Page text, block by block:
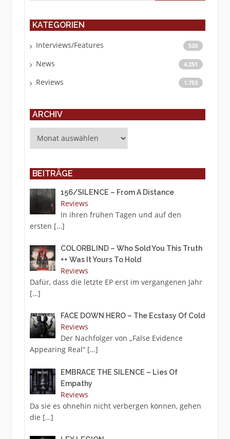
KATEGORIEN
Interviews/Features 520
News 4.251
Reviews 1.753
ARCHIV
BEITRÄGE
156/SILENCE – From A Distance
Reviews
In ihren frühen Tagen und auf den
ersten […]
COLORBLIND – Who Sold You This Truth
++ Was It Yours To Hold
Reviews
Dafür, dass die letzte EP erst im vergangenen Jahr
[…]
FACE DOWN HERO – The Ecstasy Of Cold
Reviews
Der Nachfolger von „False Evidence
Appearing Real“ […]
EMBRACE THE SILENCE – Lies Of
Empathy
Reviews
Da sie es ohnehin nicht verbergen können, gehen
die […]